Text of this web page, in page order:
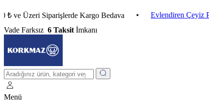
Siparişlerde Kargo Bedava • Evlendiren Çeyiz Paketleri
Vade Farksız 6 Taksit İmkanı
Menü